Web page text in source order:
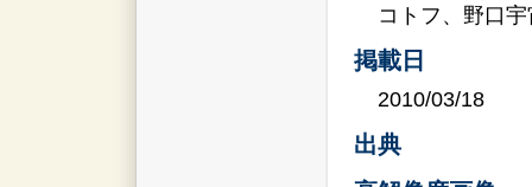
コトフ、野口
掲載日
2010/03/18
出典